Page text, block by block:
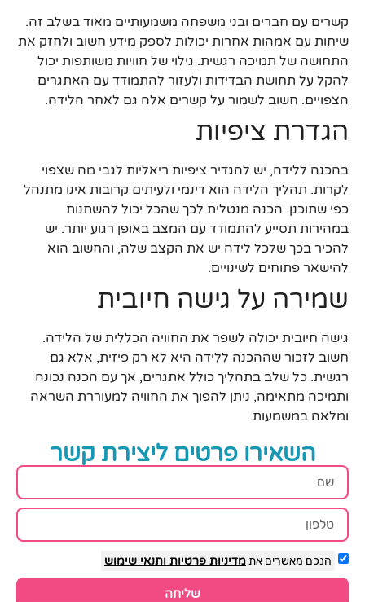
קשרים עם חברים ובני משפחה משמעותיים מאוד בשלב זה.
שיחות עם אמהות אחרות יכולות לספק מידע חשוב ולחזק את
התחושה של תמיכה רגשית. גילוי של חוויות משותפות יכול
להקל על תחושת הבדידות ולעזור להתמודד עם האתגרים
הצפויים. חשוב לשמור על קשרים אלה גם לאחר הלידה.
הגדרת ציפיות
בהכנה ללידה, יש להגדיר ציפיות ריאליות לגבי מה שצפוי
לקרות. תהליך הלידה הוא דינמי ולעיתים קרובות אינו מתנהל
כפי שתוכנן. הכנה מנטלית לכך שהכל יכול להשתנות
במהירות תסייע להתמודד עם המצב באופן רגוע יותר. יש
להכיר בכך שלכל לידה יש את הקצב שלה, והחשוב הוא
להישאר פתוחים לשינויים.
שמירה על גישה חיובית
גישה חיובית יכולה לשפר את החוויה הכללית של הלידה.
חשוב לזכור שההכנה ללידה היא לא רק פיזית, אלא גם
רגשית. כל שלב בתהליך כולל אתגרים, אך עם הכנה נכונה
ותמיכה מתאימה, ניתן להפוך את החוויה למעוררת השראה
ומלאה במשמעות.
השאירו פרטים ליצירת קשר
הנכם מאשרים אתמדיניות פרטיות ותנאי שימוש
שליחה